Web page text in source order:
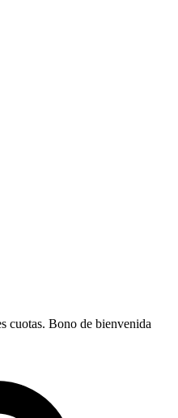
cuotas. Bono de bienvenida